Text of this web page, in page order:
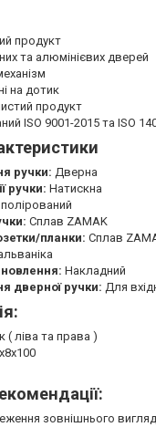
продукт
та алюмінієвих дверей
на дотик
продукт
ISO 9001-2015 та ISO
ручки: Дверна
ручки: Натискна
Сплав ZAMAK
планки: Сплав
Накладний
дверної ручки: Для
( ліва та права )
зовнішнього